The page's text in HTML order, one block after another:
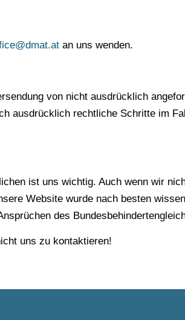
an uns wenden.
von nicht ausdrücklich
ausdrücklich rechtliche Schritte im
ist uns wichtig. Auch wenn wir
Website wurde nach besten
des
uns zu kontaktieren!